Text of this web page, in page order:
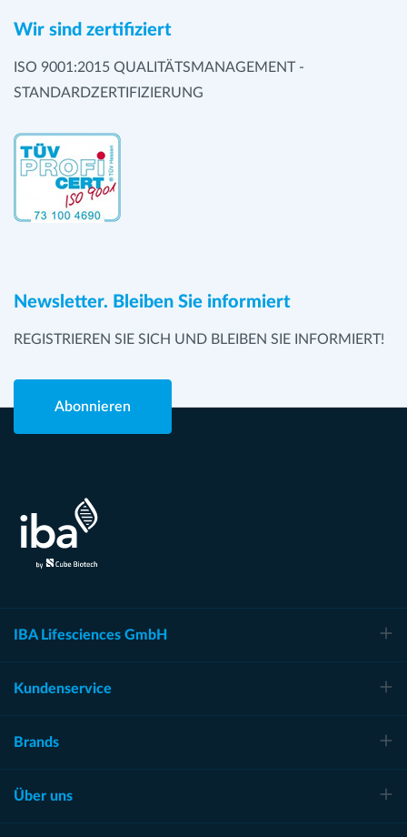
Wir sind zertifiziert
ISO 9001:2015 QUALITÄTSMANAGEMENT -
STANDARDZERTIFIZIERUNG
Newsletter. Bleiben Sie informiert
REGISTRIEREN SIE SICH UND BLEIBEN SIE INFORMIERT!
Abonnieren
IBA Lifesciences GmbH
Kundenservice
Brands
Über uns